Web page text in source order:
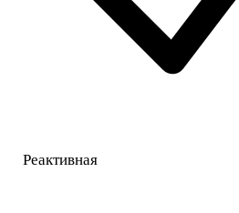
Реактивная